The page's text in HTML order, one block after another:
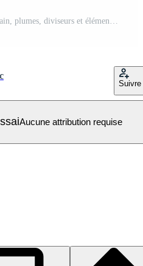
Suivre
Aucune attribution requise